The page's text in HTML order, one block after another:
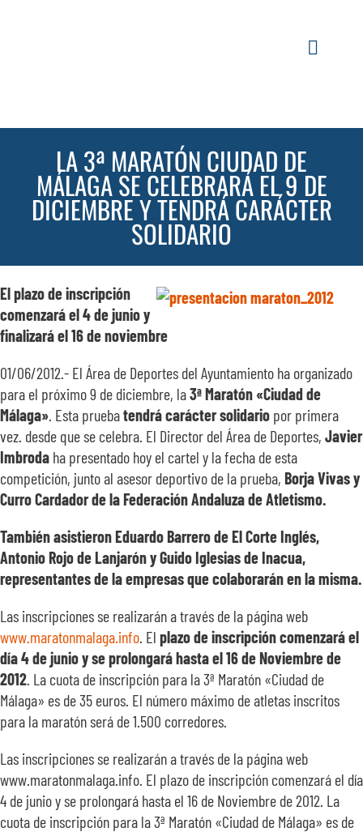
Toggle
EVENTOS
SOBRE
LA 3ª MARATÓN CIUDAD DE
MÁLAGA SE CELEBRARÁ EL 9 DE
DICIEMBRE Y TENDRÁ CARÁCTER
SOLIDARIO
El plazo de inscripción
comenzará el 4 de junio y
finalizará el 16 de noviembre
01/06/2012.- El Área de Deportes del Ayuntamiento ha organizado
para el próximo 9 de diciembre, la3ª Maratón «Ciudad de
Málaga». Esta pruebatendrá carácter solidario por primera
vez. desde que se celebra. El Director del Área de Deportes, Javier
Imbroda ha presentado hoy el cartel y la fecha de esta
competición, junto al asesor deportivo de la prueba, Borja Vivas y
Curro Cardador de la Federación Andaluza de Atletismo.
También asistieron Eduardo Barrero de El Corte Inglés,
Antonio Rojo de Lanjarón y Guido Iglesias de Inacua,
representantes de la empresas que colaborarán en la misma.
Las inscripciones se realizarán a través de la página web
www.maratonmalaga.info. El plazo de inscripción comenzará el
día 4 de junio y se prolongará hasta el 16 de Noviembre de
2012. La cuota de inscripción para la 3ª Maratón «Ciudad de
Málaga» es de 35 euros. El número máximo de atletas inscritos
para la maratón será de 1.500 corredores.
Las inscripciones se realizarán a través de la página web
www.maratonmalaga.info. El plazo de inscripción comenzará el día
4 de junio y se prolongará hasta el 16 de Noviembre de 2012. La
cuota de inscripción para la 3ª Maratón «Ciudad de Málaga» es de